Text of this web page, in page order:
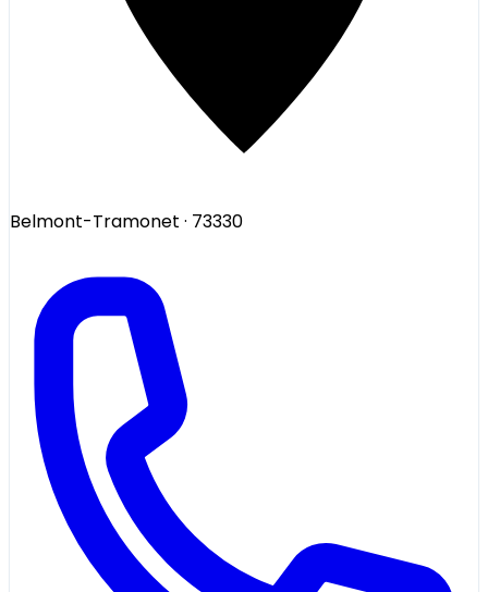
Belmont-Tramonet · 73330